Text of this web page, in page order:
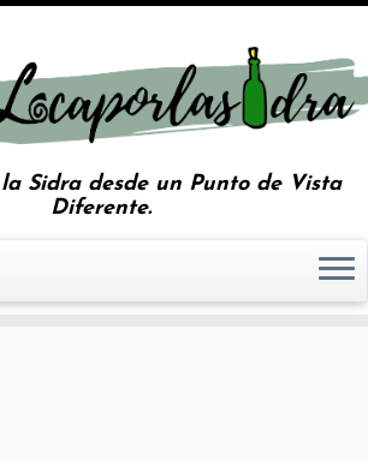
Sidra desde un Punto de Vista
Diferente.